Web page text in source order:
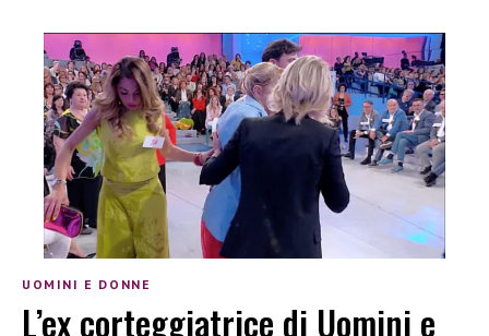
UOMINI E DONNE
L’ex corteggiatrice di Uomini e